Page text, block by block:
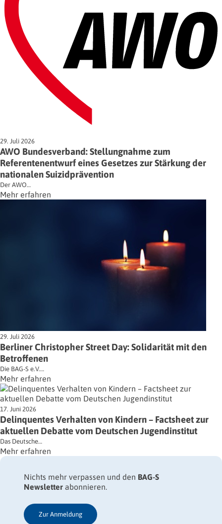
29. Juli 2026
AWO Bundesverband: Stellungnahme zum
Referentenentwurf eines Gesetzes zur Stärkung der
nationalen Suizidprävention
Der AWO…
Mehr erfahren
29. Juli 2026
Berliner Christopher Street Day: Solidarität mit den
Betroffenen
Die BAG-S e.V.…
Mehr erfahren
17. Juni 2026
Delinquentes Verhalten von Kindern – Factsheet zur
aktuellen Debatte vom Deutschen Jugendinstitut
Das Deutsche…
Mehr erfahren
Nichts mehr verpassen und den BAG-S
Newsletter abonnieren.
Zur Anmeldung